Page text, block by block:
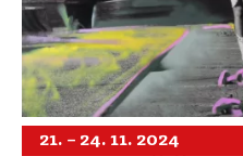
21. – 24. 11. 2024